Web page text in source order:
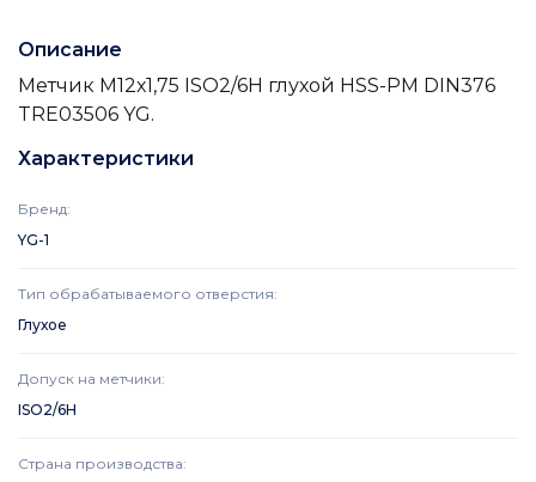
Описание
Метчик М12х1,75 ISO2/6H глухой HSS-PM DIN376
TRE03506 YG.
Характеристики
Бренд:
YG-1
Тип обрабатываемого отверстия:
Глухое
Допуск на метчики:
ISO2/6H
Страна производства: